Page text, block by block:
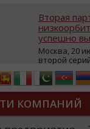
Вторая
успешно
Москва, 20
второй
аппаратов,
масштабной
интернет с
из
«Экономика
КОМПАНИЙ